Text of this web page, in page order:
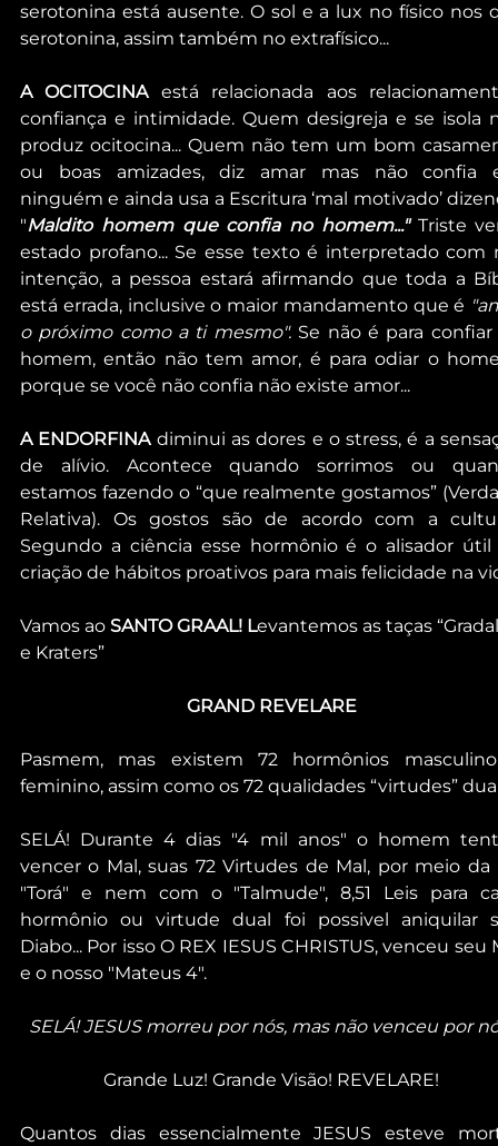
serotonina está ausente. O sol e a lux no físico nos
serotonina, assim também no extrafísico...
A OCITOCINA está relacionada aos
confiança e intimidade. Quem desigreja e se isola
produz ocitocina... Quem não tem um bom
ou boas amizades, diz amar mas não confia
ninguém e ainda usa a Escritura ‘mal motivado’
"Maldito homem que confia no homem..." Triste
estado profano... Se esse texto é interpretado com
intenção, a pessoa estará afirmando que toda a
está errada, inclusive o maior mandamento que é
o próximo como a ti mesmo". Se não é para confiar
homem, então não tem amor, é para odiar o
porque se você não confia não existe amor...
A ENDORFINA diminui as dores e o stress, é a
de alívio. Acontece quando sorrimos ou
estamos fazendo o “que realmente gostamos”
Relativa). Os gostos são de acordo com a
Segundo a ciência esse hormônio é o alisador útil
criação de hábitos proativos para mais felicidade na
Vamos ao SANTO GRAAL! Levantemos as taças
e Kraters”
GRAND REVELARE
Pasmem, mas existem 72 hormônios
feminino, assim como os 72 qualidades “virtudes”
SELÁ! Durante 4 dias "4 mil anos" o homem
vencer o Mal, suas 72 Virtudes de Mal, por meio da
"Torá" e nem com o "Talmude", 8,51 Leis para
hormônio ou virtude dual foi possivel aniquilar
Diabo... Por isso O REX IESUS CHRISTUS, venceu seu
e o nosso "Mateus 4".
SELÁ! JESUS morreu por nós, mas não venceu por
Grande Luz! Grande Visão! REVELARE!
Quantos dias essencialmente JESUS esteve